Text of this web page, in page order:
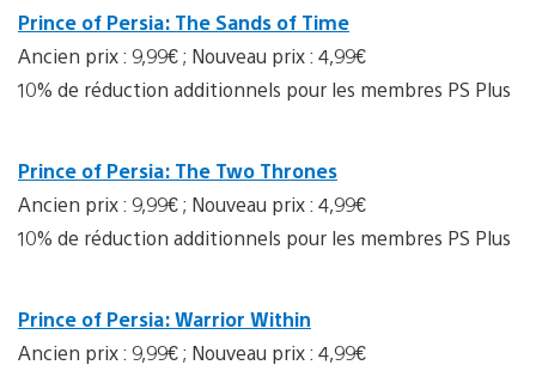
Prince of Persia: The Sands of Time
Ancien prix : 9,99€ ; Nouveau prix : 4,99€
10% de réduction additionnels pour les membres PS Plus
Prince of Persia: The Two Thrones
Ancien prix : 9,99€ ; Nouveau prix : 4,99€
10% de réduction additionnels pour les membres PS Plus
Prince of Persia: Warrior Within
Ancien prix : 9,99€ ; Nouveau prix : 4,99€